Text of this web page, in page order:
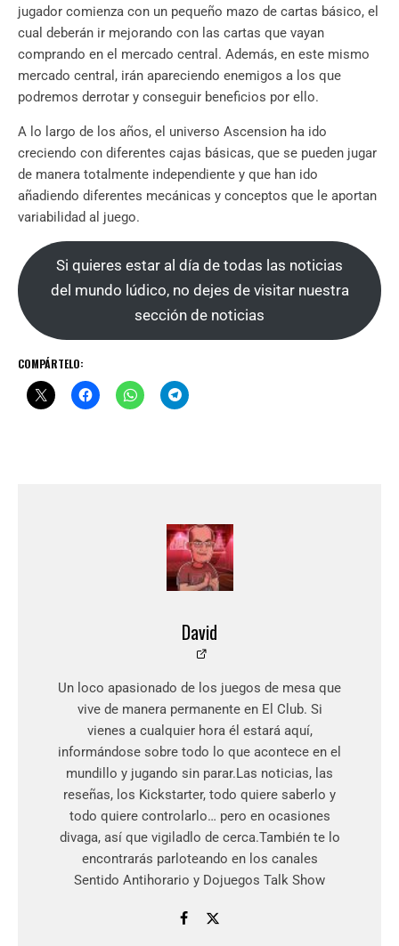
jugador comienza con un pequeño mazo de cartas básico, el
cual deberán ir mejorando con las cartas que vayan
comprando en el mercado central. Además, en este mismo
mercado central, irán apareciendo enemigos a los que
podremos derrotar y conseguir beneficios por ello.
A lo largo de los años, el universo Ascension ha ido
creciendo con diferentes cajas básicas, que se pueden jugar
de manera totalmente independiente y que han ido
añadiendo diferentes mecánicas y conceptos que le aportan
variabilidad al juego.
Si quieres estar al día de todas las noticias
del mundo lúdico, no dejes de visitar nuestra
sección de noticias
COMPÁRTELO:
David
Un loco apasionado de los juegos de mesa que
vive de manera permanente en El Club. Si
vienes a cualquier hora él estará aquí,
informándose sobre todo lo que acontece en el
mundillo y jugando sin parar.Las noticias, las
reseñas, los Kickstarter, todo quiere saberlo y
todo quiere controlarlo… pero en ocasiones
divaga, así que vigiladlo de cerca.También te lo
encontrarás parloteando en los canales
Sentido Antihorario y Dojuegos Talk Show